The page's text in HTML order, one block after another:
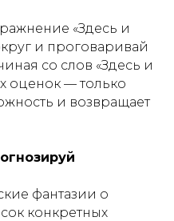
«Здесь и
и проговаривай
со слов «Здесь и
оценок — только
и возвращает
фантазии о
конкретных